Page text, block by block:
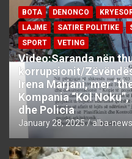
BOTA DENONCO
LAJME
SATIRE POLITIKE
SPORT
VETING
Video:Saranda nën
korrupsionit/
Irena Marjani, mer
Kompania “Kol
dhe Policia
January 28, 2025 alba-news